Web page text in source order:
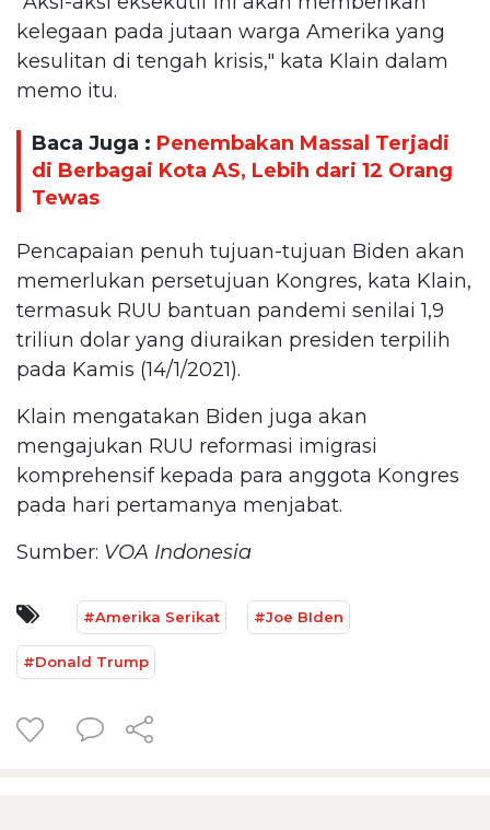
kelegaan pada jutaan warga Amerika yang
kesulitan di tengah krisis," kata Klain dalam
memo itu.
Baca Juga : Penembakan Massal Terjadi
di Berbagai Kota AS, Lebih dari 12 Orang
Tewas
Pencapaian penuh tujuan-tujuan Biden akan
memerlukan persetujuan Kongres, kata Klain,
termasuk RUU bantuan pandemi senilai 1,9
triliun dolar yang diuraikan presiden terpilih
pada Kamis (14/1/2021).
Klain mengatakan Biden juga akan
mengajukan RUU reformasi imigrasi
komprehensif kepada para anggota Kongres
pada hari pertamanya menjabat.
Sumber: VOA Indonesia
#Amerika Serikat #Joe BIden
#Donald Trump